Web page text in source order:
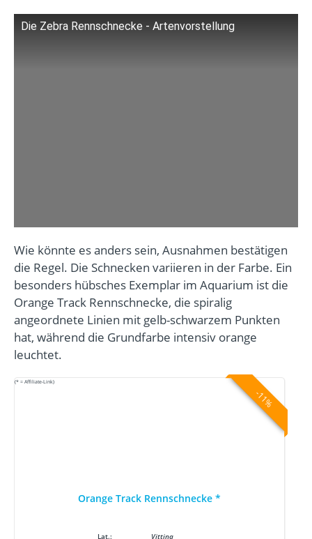
Die Zebra Rennschnecke - Artenvorstellung
Wie könnte es anders sein, Ausnahmen bestätigen
die Regel. Die Schnecken variieren in der Farbe. Ein
besonders hübsches Exemplar im Aquarium ist die
Orange Track Rennschnecke, die spiralig
angeordnete Linien mit gelb-schwarzem Punkten
hat, während die Grundfarbe intensiv orange
leuchtet.
(* = Affiliate-Link)
-11%
Orange Track Rennschnecke *
Lat.: Vittina